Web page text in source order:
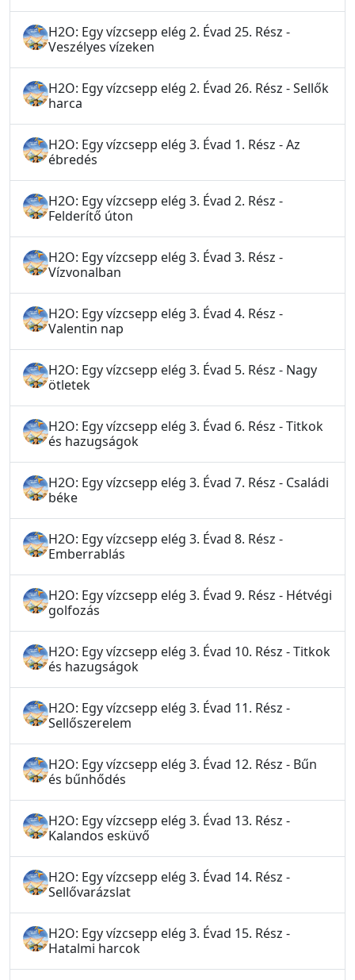
H2O: Egy vízcsepp elég 2. Évad 25. Rész -
Veszélyes vízeken
H2O: Egy vízcsepp elég 2. Évad 26. Rész - Sellők
harca
H2O: Egy vízcsepp elég 3. Évad 1. Rész - Az
ébredés
H2O: Egy vízcsepp elég 3. Évad 2. Rész -
Felderítő úton
H2O: Egy vízcsepp elég 3. Évad 3. Rész -
Vízvonalban
H2O: Egy vízcsepp elég 3. Évad 4. Rész -
Valentin nap
H2O: Egy vízcsepp elég 3. Évad 5. Rész - Nagy
ötletek
H2O: Egy vízcsepp elég 3. Évad 6. Rész - Titkok
és hazugságok
H2O: Egy vízcsepp elég 3. Évad 7. Rész - Családi
béke
H2O: Egy vízcsepp elég 3. Évad 8. Rész -
Emberrablás
H2O: Egy vízcsepp elég 3. Évad 9. Rész - Hétvégi
golfozás
H2O: Egy vízcsepp elég 3. Évad 10. Rész - Titkok
és hazugságok
H2O: Egy vízcsepp elég 3. Évad 11. Rész -
Sellőszerelem
H2O: Egy vízcsepp elég 3. Évad 12. Rész - Bűn
és bűnhődés
H2O: Egy vízcsepp elég 3. Évad 13. Rész -
Kalandos esküvő
H2O: Egy vízcsepp elég 3. Évad 14. Rész -
Sellővarázslat
H2O: Egy vízcsepp elég 3. Évad 15. Rész -
Hatalmi harcok